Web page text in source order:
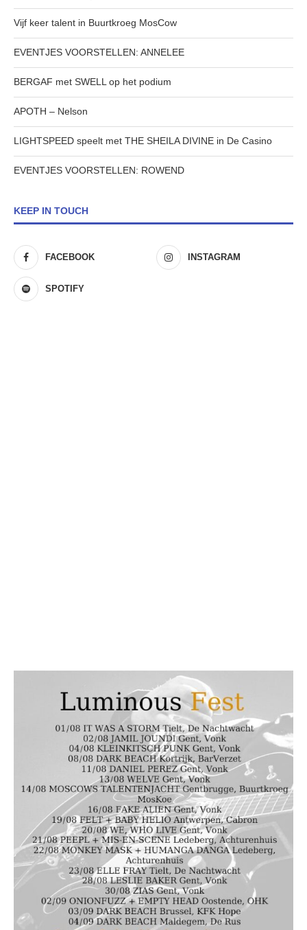
Vijf keer talent in Buurtkroeg MosCow
EVENTJES VOORSTELLEN: ANNELEE
BERGAF met SWELL op het podium
APOTH – Nelson
LIGHTSPEED speelt met THE SHEILA DIVINE in De Casino
EVENTJES VOORSTELLEN: ROWEND
KEEP IN TOUCH
FACEBOOK INSTAGRAM
SPOTIFY